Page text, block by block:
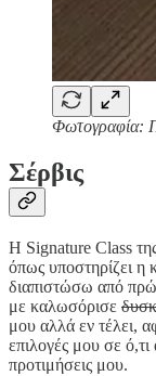
Φωτογραφία:
Σέρβις
Η Signature Class
όπως υποστηρίζει η
διαπιστώσω από
με καλωσόρισε
μου αλλά εν τέλει,
επιλογές μου σε
προτιμήσεις μου.